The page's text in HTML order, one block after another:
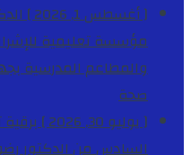
[ أغسطس 1, 2026 ]
مؤسسة تعليمية
والمطاعم المدرسية
صحة
[ يوليو 30, 2026 ]
السادس من الدكتور